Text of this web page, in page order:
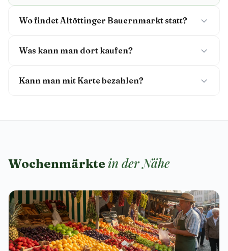
Wo findet Altöttinger Bauernmarkt statt?
Was kann man dort kaufen?
Kann man mit Karte bezahlen?
Wochenmärkte in der Nähe